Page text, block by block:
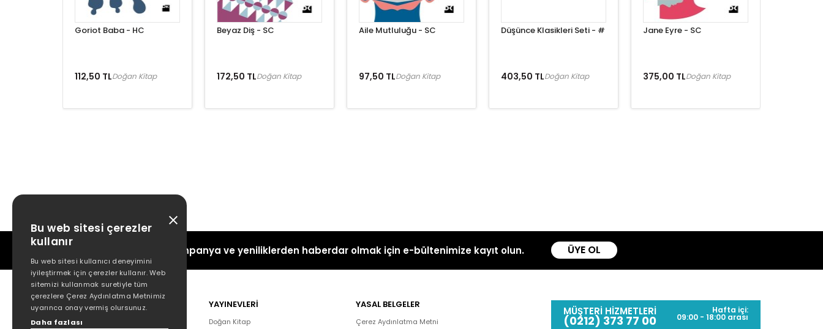
Goriot Baba - HC
112,50 TLDoğan Kitap
Beyaz Diş - SC
172,50 TLDoğan Kitap
Aile Mutluluğu - SC
97,50 TLDoğan Kitap
Düşünce Klasikleri Seti - #
403,50 TLDoğan Kitap
Jane Eyre - SC
375,00 TLDoğan Kitap
Kampanya ve yeniliklerden haberdar olmak için e-bültenimize kayıt olun. ÜYE OL
POPÜLER
Hakkımızda
YAYINEVLERİ
Doğan Kitap
YASAL BELGELER
Çerez Aydınlatma Metni
MÜŞTERİ HİZMETLERİ
(0212) 373 77 00
Hafta içi:
09:00 - 18:00 arası
Bu web sitesi çerezler
kullanır
Bu web sitesi kullanıcı deneyimini
iyileştirmek için çerezler kullanır. Web
sitemizi kullanmak suretiyle tüm
çerezlere Çerez Aydınlatma Metnimiz
uyarınca onay vermiş olursunuz.
Daha fazlası